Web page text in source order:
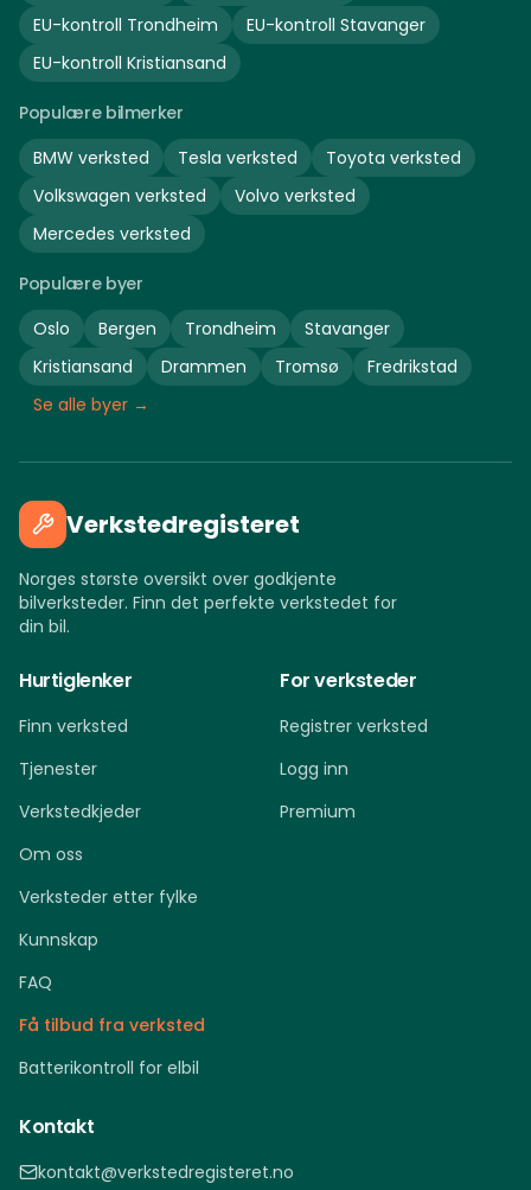
EU-kontroll Trondheim EU-kontroll Stavanger
EU-kontroll Kristiansand
Populære bilmerker
BMW verksted Tesla verksted Toyota verksted
Volkswagen verksted Volvo verksted
Mercedes verksted
Populære byer
Oslo
Bergen Trondheim
Stavanger
Kristiansand
Drammen Tromsø
Fredrikstad
Se alle byer →
Verkstedregisteret
Norges største oversikt over godkjente
bilverksteder. Finn det perfekte verkstedet for
din bil.
Hurtiglenker
Finn verksted
Tjenester
Verkstedkjeder
Om oss
Verksteder etter fylke
Kunnskap
FAQ
Få tilbud fra verksted
Batterikontroll for elbil
For verksteder
Registrer verksted
Logg inn
Premium
Kontakt
kontakt@verkstedregisteret.no